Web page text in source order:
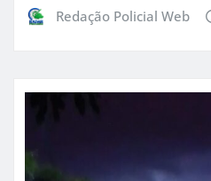
Redação Policial Web